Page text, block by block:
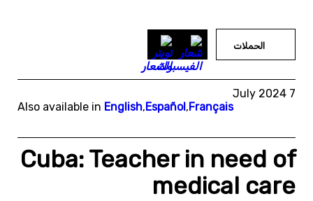
الحملات
7 July 2024
Also available in English,Español,Français
Cuba: Teacher in need of
medical care